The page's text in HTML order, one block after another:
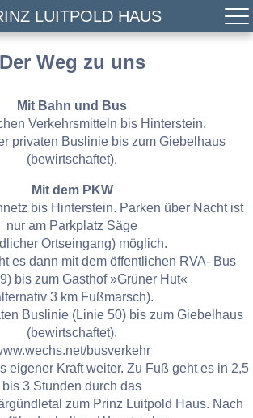
LUITPOLD HAUS
Der Weg zu uns
Mit Bahn und Bus
Verkehrsmitteln bis Hinterstein.
privaten Buslinie bis zum Giebelhaus
(bewirtschaftet).
Mit dem PKW
bis Hinterstein. Parken über Nacht ist
nur am Parkplatz Säge
Ortseingang) möglich.
es dann mit dem öffentlichen RVA- Bus
bis zum Gasthof »Grüner Hut«
3 km Fußmarsch).
Buslinie (Linie 50) bis zum Giebelhaus
(bewirtschaftet).
busverkehr
eigener Kraft weiter. Zu Fuß geht es in 2,5
bis 3 Stunden durch das
zum Prinz Luitpold Haus. Nach